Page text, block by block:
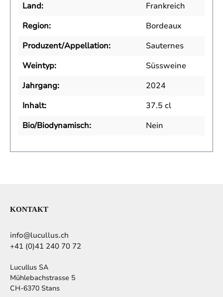
Land:
Frankreich
Region:
Bordeaux
Produzent/Appellation:
Sauternes
Weintyp:
Süssweine
Jahrgang:
2024
Inhalt:
37.5 cl
Bio/Biodynamisch:
Nein
KONTAKT
info@lucullus.ch
+41 (0)41 240 70 72
Lucullus SA
Mühlebachstrasse 5
CH-6370 Stans